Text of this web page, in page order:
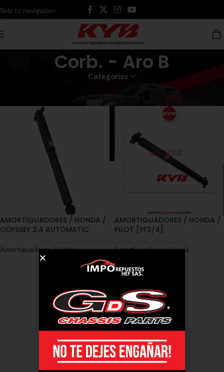
Skip to navigation
Skip to main content
Corb. - Aro B
Categories
AMORTIGUADORES / HONDA /
ODYSSEY 2.4 AUTOMATIC
Amortiguadores,Honda
AMORTIGUADORES / HONDA /
PILOT [YF3/4]
Amortiguadores,Honda